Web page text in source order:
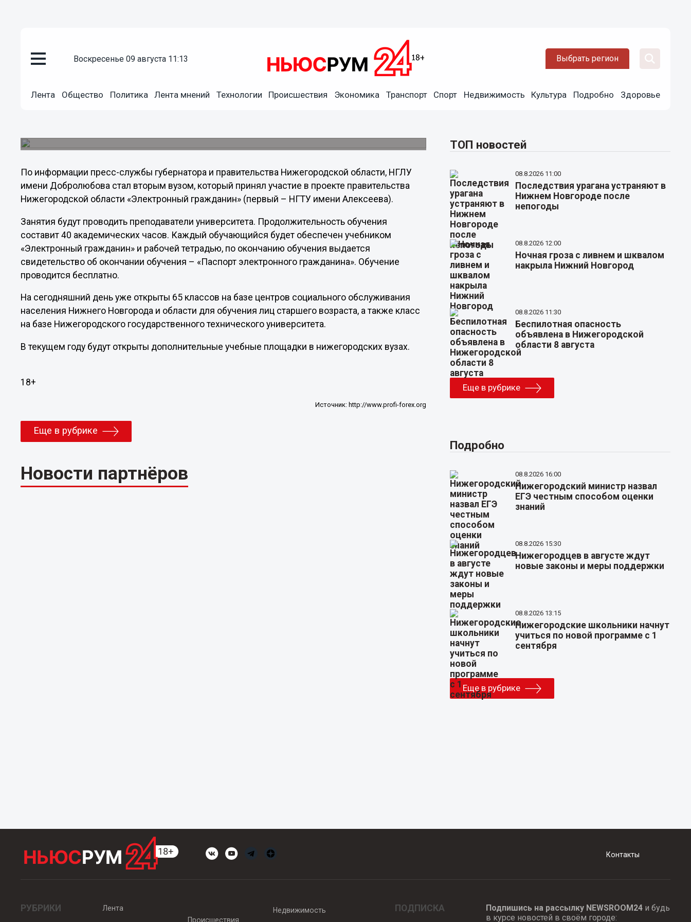
воскресенье 09 августа 11:13 Выбрать регион
Лента Общество Политика Лента мнений Технологии Происшествия Экономика Транспорт Спорт Недвижимость Культура Подробно Здоровье
09.10.201220:17
компьютерной грамотности
По информации пресс-службы губернатора и правительства Нижегородской области, НГЛУ
имени Добролюбова стал вторым вузом, который принял участие в проекте правительства
Нижегородской области «Электронный гражданин» (первый – НГТУ имени Алексеева).
Занятия будут проводить преподаватели университета. Продолжительность обучения
составит 40 академических часов. Каждый обучающийся будет обеспечен учебником
«Электронный гражданин» и рабочей тетрадью, по окончанию обучения выдается
свидетельство об окончании обучения – «Паспорт электронного гражданина». Обучение
проводится бесплатно.
На сегодняшний день уже открыты 65 классов на базе центров социального обслуживания
населения Нижнего Новгорода и области для обучения лиц старшего возраста, а также класс
на базе Нижегородского государственного технического университета.
В текущем году будут открыты дополнительные учебные площадки в нижегородских вузах.
18+
Источник: http://www.profi-forex.org
Еще в рубрике
Новости партнёров
ТОП новостей
08.8.2026 11:00
Последствия урагана устраняют в
Нижнем Новгороде после
непогоды
08.8.2026 12:00
Ночная гроза с ливнем и шквалом
накрыла Нижний Новгород
08.8.2026 11:30
Беспилотная опасность
объявлена в Нижегородской
области 8 августа
Еще в рубрике
Подробно
08.8.2026 16:00
Нижегородский министр назвал
ЕГЭ честным способом оценки
знаний
08.8.2026 15:30
Нижегородцев в августе ждут
новые законы и меры поддержки
08.8.2026 13:15
Нижегородские школьники начнут
учиться по новой программе с 1
сентября
Еще в рубрике
Контакты
РУБРИКИ
Лента
Происшествия
Недвижимость ПОДПИСКА Подпишись на рассылку NEWSROOM24и будь
в курсе новостей в своём городе: